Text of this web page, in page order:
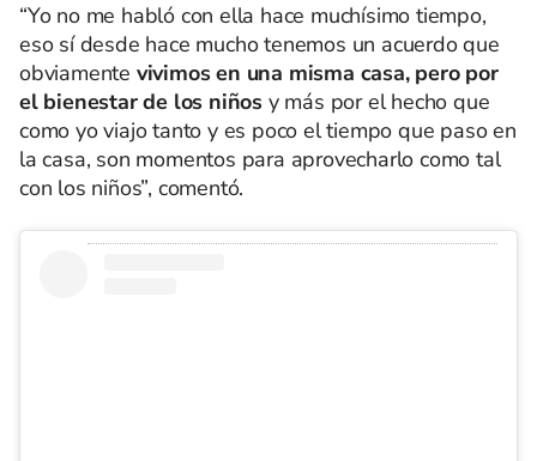
“Yo no me habló con ella hace muchísimo tiempo,
eso sí desde hace mucho tenemos un acuerdo que
obviamente vivimos en una misma casa, pero por
el bienestar de los niños y más por el hecho que
como yo viajo tanto y es poco el tiempo que paso en
la casa, son momentos para aprovecharlo como tal
con los niños”, comentó.